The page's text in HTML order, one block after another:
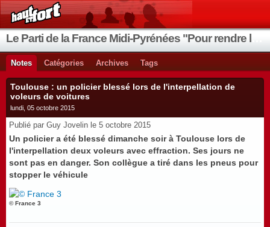
Notes Catégories Archives Tags
Toulouse : un policier blessé lors de l'interpellation de
voleurs de voitures
lundi, 05 octobre 2015
Publié par Guy Jovelin le 5 octobre 2015
Un policier a été blessé dimanche soir à Toulouse lors de
l'interpellation deux voleurs avec effraction. Ses jours ne
sont pas en danger. Son collègue a tiré dans les pneus pour
stopper le véhicule
© France 3